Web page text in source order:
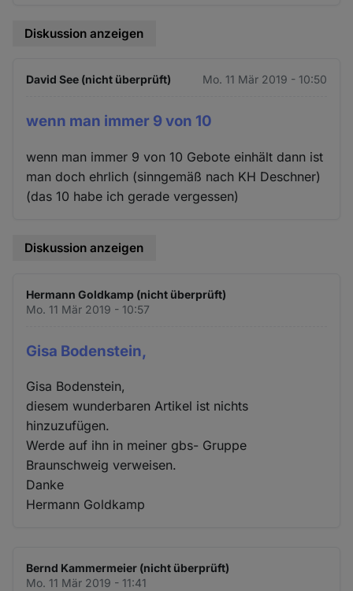
Diskussion anzeigen
David See (nicht überprüft) Mo. 11 Mär 2019 - 10:50
wenn man immer 9 von 10
wenn man immer 9 von 10 Gebote einhält dann ist
man doch ehrlich (sinngemäß nach KH Deschner)
(das 10 habe ich gerade vergessen)
Diskussion anzeigen
Hermann Goldkamp (nicht überprüft)
Mo. 11 Mär 2019 - 10:57
Gisa Bodenstein,
Gisa Bodenstein,
diesem wunderbaren Artikel ist nichts
hinzuzufügen.
Werde auf ihn in meiner gbs- Gruppe
Braunschweig verweisen.
Danke
Hermann Goldkamp
Bernd Kammermeier (nicht überprüft)
Mo. 11 Mär 2019 - 11:41